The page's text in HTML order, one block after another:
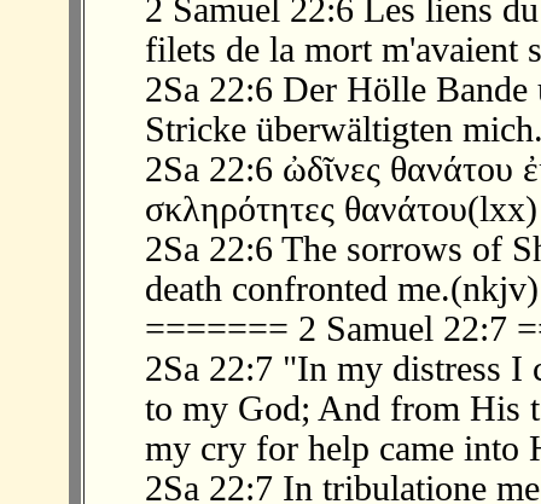
2 Samuel 22:6 Les liens
filets de la mort m'avaient
2Sa 22:6 Der Hölle
Stricke überwältigten
2Sa 22:6 ὠδῖνες θανάτου
σκληρότητες θανάτου(lxx)
2Sa 22:6 The sorrows of
death confronted me.(nkjv)
======= 2 Samuel 22:7
2Sa 22:7 "In my distress I
to my God; And from His
my cry for help came into
2Sa 22:7 In tribulatione